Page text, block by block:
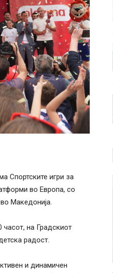
Спортските игри за
во Европа, со
Македонија.
часот, на Градскиот
радост.
и динамичен